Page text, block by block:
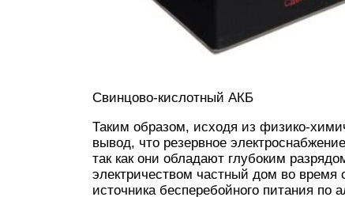
Свинцово-кислотный АКБ
Таким образом, исходя из физико-
вывод, что резервное
так как они обладают глубоким
электричеством частный дом во время
источника бесперебойного питания